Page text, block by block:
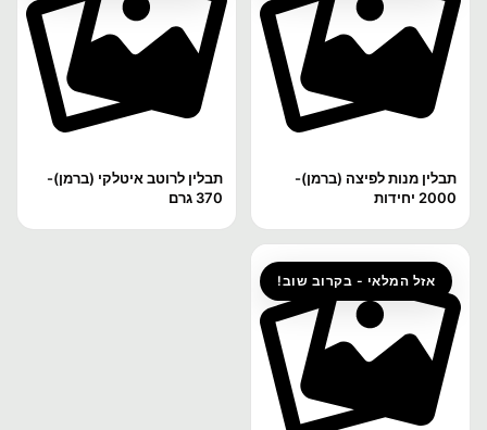
תבלין מנות לפיצה (ברמן)-
2000 יחידות
תבלין לרוטב איטלקי (ברמן)-
370 גרם
אזל המלאי - בקרוב שוב!